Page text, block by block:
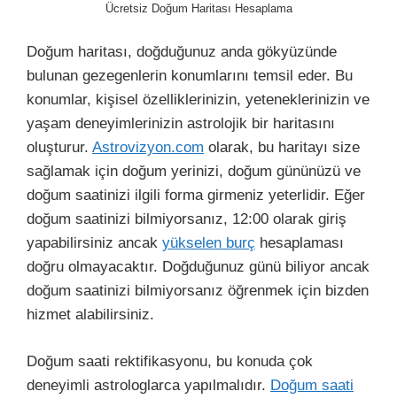
Ücretsiz Doğum Haritası Hesaplama
Doğum haritası, doğduğunuz anda gökyüzünde
bulunan gezegenlerin konumlarını temsil eder. Bu
konumlar, kişisel özelliklerinizin, yeteneklerinizin ve
yaşam deneyimlerinizin astrolojik bir haritasını
oluşturur. Astrovizyon.com olarak, bu haritayı size
sağlamak için doğum yerinizi, doğum gününüzü ve
doğum saatinizi ilgili forma girmeniz yeterlidir. Eğer
doğum saatinizi bilmiyorsanız, 12:00 olarak giriş
yapabilirsiniz ancak yükselen burç hesaplaması
doğru olmayacaktır. Doğduğunuz günü biliyor ancak
doğum saatinizi bilmiyorsanız öğrenmek için bizden
hizmet alabilirsiniz.
Doğum saati rektifikasyonu, bu konuda çok
deneyimli astrologlarca yapılmalıdır. Doğum saati